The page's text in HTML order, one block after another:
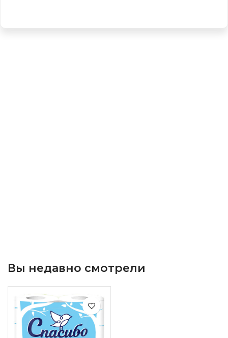
Вы недавно смотрели